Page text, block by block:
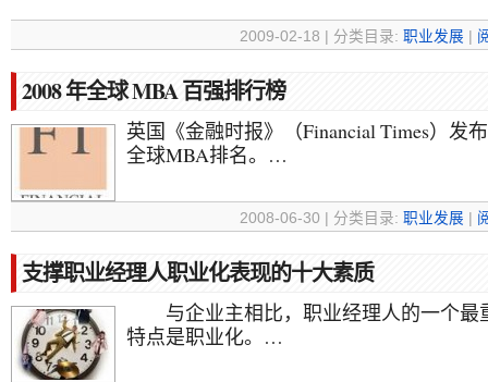
2009-02-18 | 分类目录: 职业发展
2008 年全球 MBA 百强排行榜
英国《金融时报》（Financial Times）发
全球MBA排名。…
2008-06-30 | 分类目录: 职业发展
支撑职业经理人职业化表现的十大素质
与企业主相比，职业经理人的一个最
特点是职业化。…